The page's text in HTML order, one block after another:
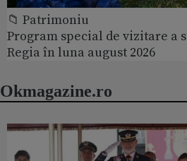
📁 Patrimoniu
Program special de vizitare a
Regia în luna august 2026
Okmagazine.ro